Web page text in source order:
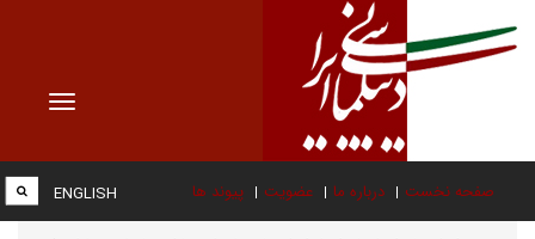
Toggle
صفحه نخست درباره ما عضویت پیوند ها ENGLISH